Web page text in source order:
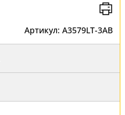
Артикул: A3579LT-3AB